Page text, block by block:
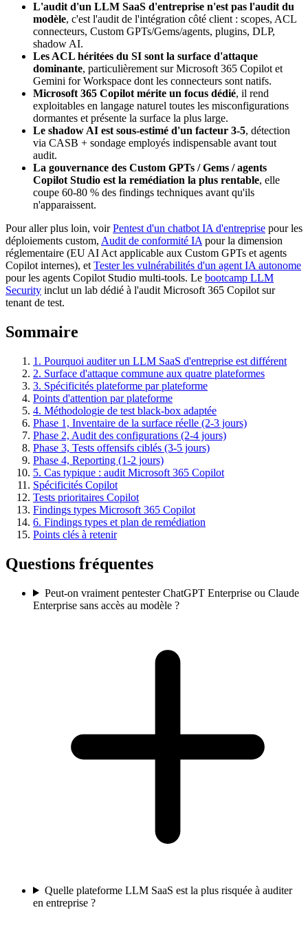
L'audit d'un LLM SaaS d'entreprise n'est pas l'audit du
modèle, c'est l'audit de l'intégration côté client : scopes, ACL
connecteurs, Custom GPTs/Gems/agents, plugins, DLP,
shadow AI.
Les ACL héritées du SI sont la surface d'attaque
dominante, particulièrement sur Microsoft 365 Copilot et
Gemini for Workspace dont les connecteurs sont natifs.
Microsoft 365 Copilot mérite un focus dédié, il rend
exploitables en langage naturel toutes les misconfigurations
dormantes et présente la surface la plus large.
Le shadow AI est sous-estimé d'un facteur 3-5, détection
via CASB + sondage employés indispensable avant tout
audit.
La gouvernance des Custom GPTs / Gems / agents
Copilot Studio est la remédiation la plus rentable, elle
coupe 60-80 % des findings techniques avant qu'ils
n'apparaissent.
Pour aller plus loin, voirPentest d'un chatbot IA d'entreprise pour les
déploiements custom, Audit de conformité IA pour la dimension
réglementaire (EU AI Act applicable aux Custom GPTs et agents
Copilot internes), et Tester les vulnérabilités d'un agent IA autonome
pour les agents Copilot Studio multi-tools. Le bootcamp LLM
Security inclut un lab dédié à l'audit Microsoft 365 Copilot sur
tenant de test.
Sommaire
1. Pourquoi auditer un LLM SaaS d'entreprise est différent
2. Surface d'attaque commune aux quatre plateformes
3. Spécificités plateforme par plateforme
Points d'attention par plateforme
4. Méthodologie de test black-box adaptée
Phase 1, Inventaire de la surface réelle (2-3 jours)
Phase 2, Audit des configurations (2-4 jours)
Phase 3, Tests offensifs ciblés (3-5 jours)
Phase 4, Reporting (1-2 jours)
5. Cas typique : audit Microsoft 365 Copilot
Spécificités Copilot
Tests prioritaires Copilot
Findings types Microsoft 365 Copilot
6. Findings types et plan de remédiation
Points clés à retenir
Questions fréquentes
Peut-on vraiment pentester ChatGPT Enterprise ou Claude
Enterprise sans accès au modèle ?
Quelle plateforme LLM SaaS est la plus risquée à auditer
en entreprise ?